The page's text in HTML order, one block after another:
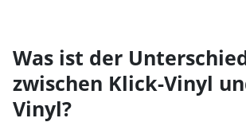
Was ist der
zwischen Klick-Vinyl
Vinyl?